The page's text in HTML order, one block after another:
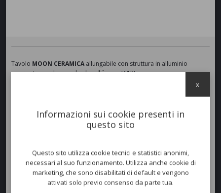
Tavolo MOON CERAMICA allungabile con struttura in alluminio
verniciato a polvere nel colorebianco(A12) con piano in ceramica
inclusa. Tavolo raffinato adatto per un utilizzo residenziale all'aperto.
Dimensioni e peso
Informazioni sui cookie presenti in
questo sito
Questo sito utilizza cookie tecnici e statistici anonimi,
necessari al suo funzionamento. Utilizza anche cookie di
marketing, che sono disabilitati di default e vengono
attivati solo previo consenso da parte tua.
x